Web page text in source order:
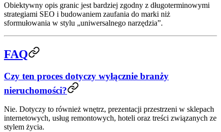
Obiektywny opis granic jest bardziej zgodny z długoterminowymi
strategiami SEO i budowaniem zaufania do marki niż
sformułowania w stylu „uniwersalnego narzędzia”.
FAQ
Czy ten proces dotyczy wyłącznie branży
nieruchomości?
Nie. Dotyczy to również wnętrz, prezentacji przestrzeni w sklepach
internetowych, usług remontowych, hoteli oraz treści związanych ze
stylem życia.